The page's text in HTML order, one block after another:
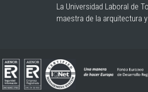
La Universidad Laboral de
maestra de la arquitectura